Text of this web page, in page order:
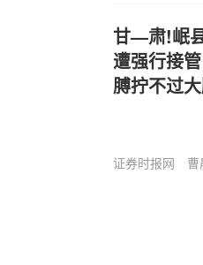
甘—肃!岷
遭强行接
膊拧不过
证券时报网 曹